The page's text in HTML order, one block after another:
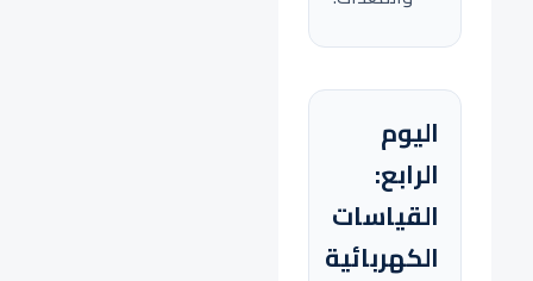
اليوم
الرابع:
القياسات
الكهربائية